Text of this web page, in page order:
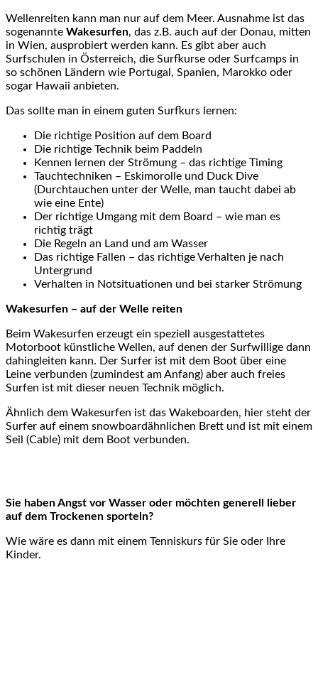
Wellenreiten kann man nur auf dem Meer. Ausnahme ist das
sogenannte Wakesurfen, das z.B. auch auf der Donau, mitten
in Wien, ausprobiert werden kann. Es gibt aber auch
Surfschulen in Österreich, die Surfkurse oder Surfcamps in
so schönen Ländern wie Portugal, Spanien, Marokko oder
sogar Hawaii anbieten.
Das sollte man in einem guten Surfkurs lernen:
Die richtige Position auf dem Board
Die richtige Technik beim Paddeln
Kennen lernen der Strömung – das richtige Timing
Tauchtechniken – Eskimorolle und Duck Dive
(Durchtauchen unter der Welle, man taucht dabei ab
wie eine Ente)
Der richtige Umgang mit dem Board – wie man es
richtig trägt
Die Regeln an Land und am Wasser
Das richtige Fallen – das richtige Verhalten je nach
Untergrund
Verhalten in Notsituationen und bei starker Strömung
Wakesurfen – auf der Welle reiten
Beim Wakesurfen erzeugt ein speziell ausgestattetes
Motorboot künstliche Wellen, auf denen der Surfwillige dann
dahingleiten kann. Der Surfer ist mit dem Boot über eine
Leine verbunden (zumindest am Anfang) aber auch freies
Surfen ist mit dieser neuen Technik möglich.
Ähnlich dem Wakesurfen ist das Wakeboarden, hier steht der
Surfer auf einem snowboardähnlichen Brett und ist mit einem
Seil (Cable) mit dem Boot verbunden.
Sie haben Angst vor Wasser oder möchten generell lieber
auf dem Trockenen sporteln?
Wie wäre es dann mit einem Tenniskurs für Sie oder Ihre
Kinder.